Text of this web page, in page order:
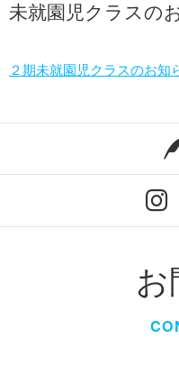
未就園児クラスの
２期未就園児クラスのお知
お